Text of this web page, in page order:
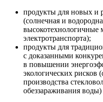
продукты для новых и
(солнечная и
высокотехнологичные
электротранспорта);
продукты для
с доказанными
в повышении
экологических рисков
производства
обеззараживания воды)